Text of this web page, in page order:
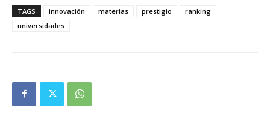
TAGS innovación materias prestigio
ranking
universidades